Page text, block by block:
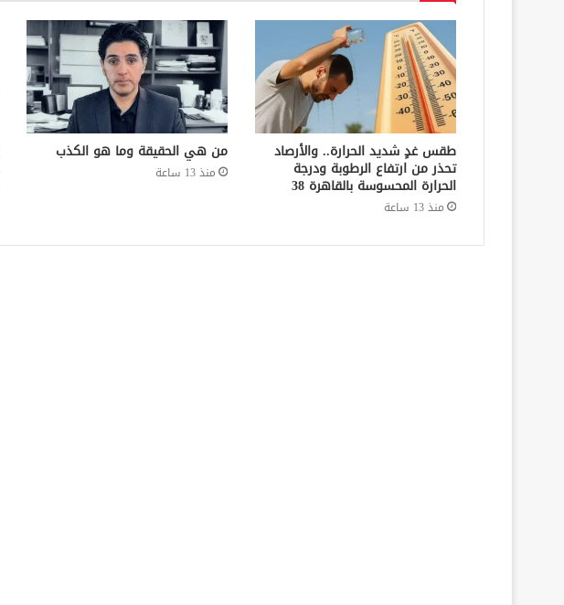
طقس غدٍ شديد الحرارة.. والأرصاد
تحذر من ارتفاع الرطوبة ودرجة
الحرارة المحسوسة بالقاهرة 38
منذ 13 ساعة
من هي الحقيقة وما هو الكذب
منذ 13 ساعة